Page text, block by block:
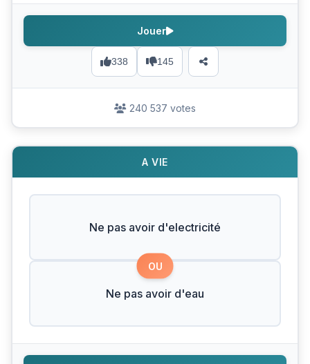
338 145
Jouer
240 537 votes
A VIE
Ne pas avoir d'electricité
OU
Ne pas avoir d'eau